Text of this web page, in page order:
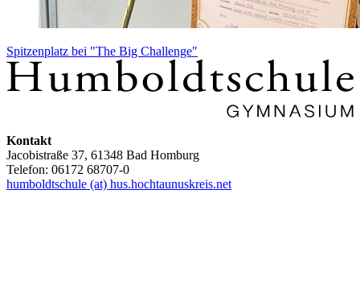
Spitzenplatz bei "The Big Challenge"
Kontakt
Jacobistraße 37, 61348 Bad Homburg
Telefon: 06172 68707-0
humboldtschule (at) hus.hochtaunuskreis.net